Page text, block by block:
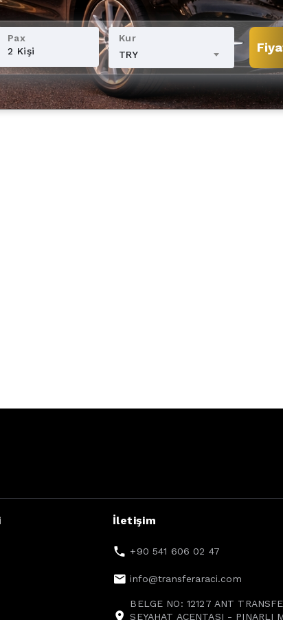
Pax
2 Kişi
Kur
TRY
İletişim
+90 541 606 02 47
info@transferaraci.com
BELGE NO: 12127 ANT
SEYAHAT ACENTASI - PINARLI